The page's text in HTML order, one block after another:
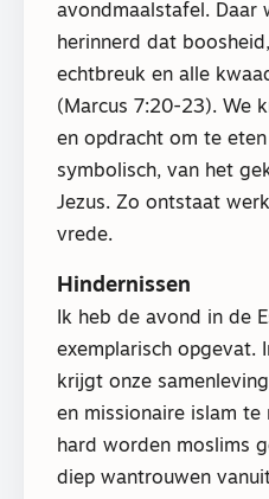
avondmaalstafel. Daar
herinnerd dat
echtbreuk en alle
(Marcus 7:20-23). We
en opdracht om te
symbolisch, van het
Jezus. Zo ontstaat
vrede.
Hindernissen
Ik heb de avond in de
exemplarisch opgevat.
krijgt onze
en missionaire islam te
hard worden moslims
diep wantrouwen